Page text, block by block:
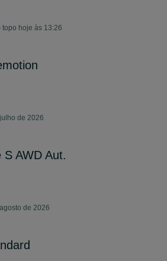
topo hoje às 13:26
de 2026
AWD Aut.
de 2026